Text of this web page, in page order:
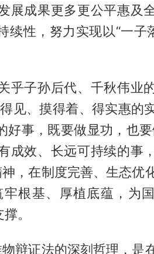
展成果更多更公平惠及
性，努力实现以“一子
乎子孙后代、千秋伟业
见、摸得着、得实惠的
事，既要做显功，也要
成效、长远可持续的事
，在制度完善、生态优
根基、厚植底蕴，为
。
辩证法的深刻哲理，是